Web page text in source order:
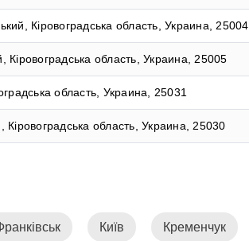
Кіровоградська область, Украина, 25004
область, Украина, 25005
область, Украина, 25031
область, Украина, 25030
Київ Кременчук